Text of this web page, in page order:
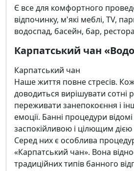
Є все для комфортного
відпочинку, м'які меблі, TV,
водоспад, басейн, бар,
Карпатський чан
Карпатський чан
Наше життя повне стресів.
доводиться вирішувати сотні
переживати занепокоєння і
емоції. Банні процедури
заспокійливою і цілющим дією
Серед них є особлива
«Карпатський чан». Вона
традиційних типів банного